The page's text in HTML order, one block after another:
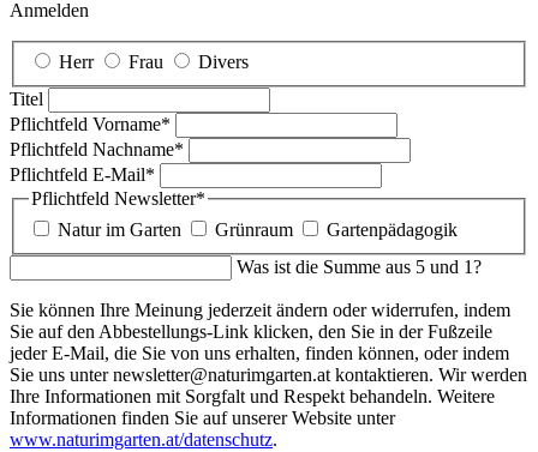
Anmelden
Herr Frau
Divers
Titel
Pflichtfeld Vorname*
Pflichtfeld Nachname*
Pflichtfeld E-Mail*
Pflichtfeld Newsletter*
Natur im Garten
Grünraum
Gartenpädagogik
Was ist die Summe aus 5 und 1?
Sie können Ihre Meinung jederzeit ändern oder widerrufen, indem
Sie auf den Abbestellungs-Link klicken, den Sie in der Fußzeile
jeder E-Mail, die Sie von uns erhalten, finden können, oder indem
Sie uns unter newsletter@naturimgarten.at kontaktieren. Wir werden
Ihre Informationen mit Sorgfalt und Respekt behandeln. Weitere
Informationen finden Sie auf unserer Website unter
www.naturimgarten.at/datenschutz.